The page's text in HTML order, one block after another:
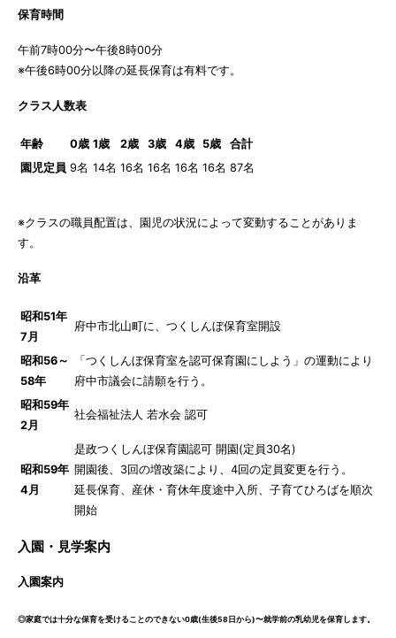
保育時間
午前7時00分〜午後8時00分
※午後6時00分以降の延長保育は有料です。
クラス人数表
年齢 0歳 1歳 2歳 3歳 4歳 5歳
合計
園児定員 9名 14名 16名 16名 16名 16名 87名
※クラスの職員配置は、園児の状況によって変動することがありま
す。
沿革
昭和51年
7月
府中市北山町に、つくしんぼ保育室開設
昭和56～
58年
「つくしんぼ保育室を認可保育園にしよう」の運動により
府中市議会に請願を行う。
昭和59年
2月
社会福祉法人 若水会 認可
昭和59年
4月
是政つくしんぼ保育園認可 開園(定員30名)
開園後、3回の増改築により、4回の定員変更を行う。
延長保育、産休・育休年度途中入所、子育てひろばを順次
開始
入園・見学案内
入園案内
◎家庭では十分な保育を受けることのできない0歳(生後58日から)〜就学前の乳幼児を保育します。